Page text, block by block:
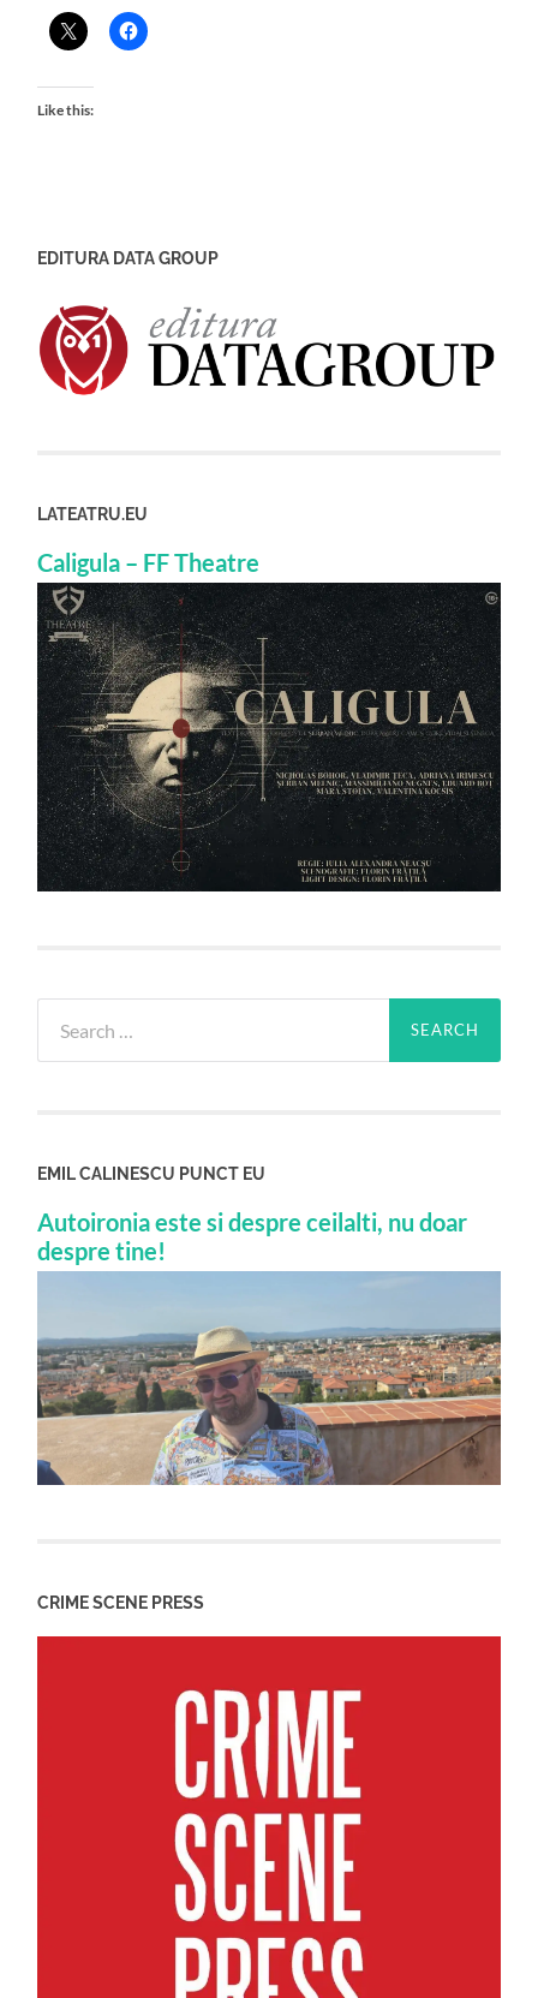
Like this:
EDITURA DATA GROUP
LATEATRU.EU
Caligula – FF Theatre
for:
EMIL CALINESCU PUNCT EU
Autoironia este si despre ceilalti, nu doar
despre tine!
CRIME SCENE PRESS